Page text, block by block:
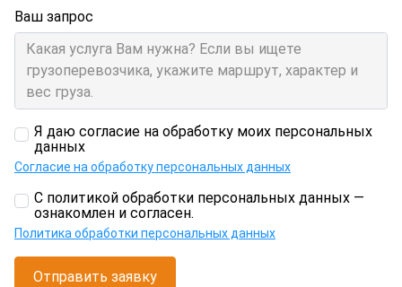
Ваш запрос
Я даю согласие на обработку моих персональных
данных
Согласие на обработку персональных данных
С политикой обработки персональных данных —
ознакомлен и согласен.
Политика обработки персональных данных
Отправить заявку